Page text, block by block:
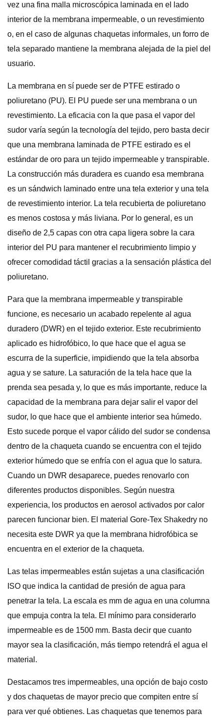
vez una fina malla microscópica laminada en el lado
interior de la membrana impermeable, o un revestimiento
o, en el caso de algunas chaquetas informales, un forro de
tela separado mantiene la membrana alejada de la piel del
usuario.
La membrana en sí puede ser de PTFE estirado o
poliuretano (PU). El PU puede ser una membrana o un
revestimiento. La eficacia con la que pasa el vapor del
sudor varía según la tecnología del tejido, pero basta decir
que una membrana laminada de PTFE estirado es el
estándar de oro para un tejido impermeable y transpirable.
La construcción más duradera es cuando esa membrana
es un sándwich laminado entre una tela exterior y una tela
de revestimiento interior. La tela recubierta de poliuretano
es menos costosa y más liviana. Por lo general, es un
diseño de 2,5 capas con otra capa ligera sobre la cara
interior del PU para mantener el recubrimiento limpio y
ofrecer comodidad táctil gracias a la sensación plástica del
poliuretano.
Para que la membrana impermeable y transpirable
funcione, es necesario un acabado repelente al agua
duradero (DWR) en el tejido exterior. Este recubrimiento
aplicado es hidrofóbico, lo que hace que el agua se
escurra de la superficie, impidiendo que la tela absorba
agua y se sature. La saturación de la tela hace que la
prenda sea pesada y, lo que es más importante, reduce la
capacidad de la membrana para dejar salir el vapor del
sudor, lo que hace que el ambiente interior sea húmedo.
Esto sucede porque el vapor cálido del sudor se condensa
dentro de la chaqueta cuando se encuentra con el tejido
exterior húmedo que se enfría con el agua que lo satura.
Cuando un DWR desaparece, puedes renovarlo con
diferentes productos disponibles. Según nuestra
experiencia, los productos en aerosol activados por calor
parecen funcionar bien. El material Gore-Tex Shakedry no
necesita este DWR ya que la membrana hidrofóbica se
encuentra en el exterior de la chaqueta.
Las telas impermeables están sujetas a una clasificación
ISO que indica la cantidad de presión de agua para
penetrar la tela. La escala es mm de agua en una columna
que empuja contra la tela. El mínimo para considerarlo
impermeable es de 1500 mm. Basta decir que cuanto
mayor sea la clasificación, más tiempo retendrá el agua el
material.
Destacamos tres impermeables, una opción de bajo costo
y dos chaquetas de mayor precio que compiten entre sí
para ver qué obtienes. Las chaquetas que tenemos para